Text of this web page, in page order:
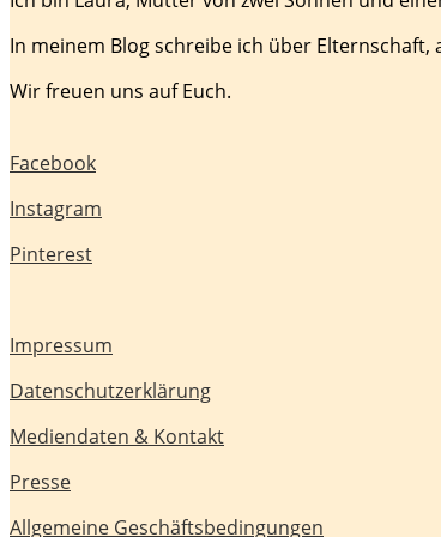
In meinem Blog schreibe ich über
Wir freuen uns auf Euch.
Facebook
Instagram
Pinterest
Impressum
Datenschutzerklärung
Mediendaten & Kontakt
Presse
Allgemeine Geschäftsbedingungen